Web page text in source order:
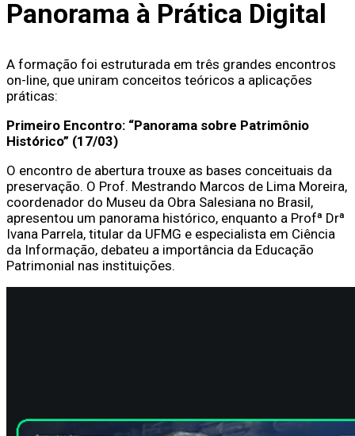
Panorama à Prática Digital
A formação foi estruturada em três grandes encontros
on-line, que uniram conceitos teóricos a aplicações
práticas:
Primeiro Encontro: “Panorama sobre Patrimônio
Histórico” (17/03)
O encontro de abertura trouxe as bases conceituais da
preservação. O Prof. Mestrando Marcos de Lima Moreira,
coordenador do Museu da Obra Salesiana no Brasil,
apresentou um panorama histórico, enquanto a Profª Drª
Ivana Parrela, titular da UFMG e especialista em Ciência
da Informação, debateu a importância da Educação
Patrimonial nas instituições.